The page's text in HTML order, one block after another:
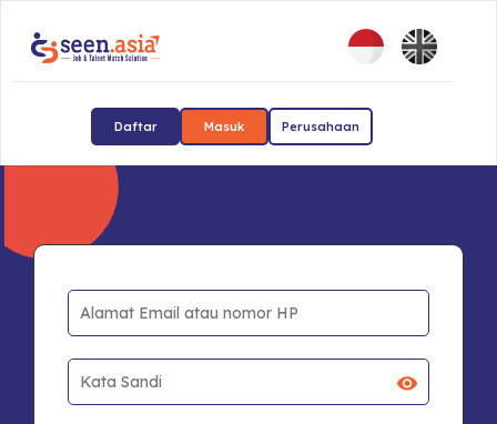
Daftar Masuk Perusahaan